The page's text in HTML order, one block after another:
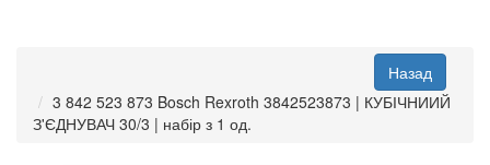
3 842 523 873 Bosch Rexroth 3842523873 | КУБІЧНИИЙ
З'ЄДНУВАЧ 30/3 | набір з 1 од.